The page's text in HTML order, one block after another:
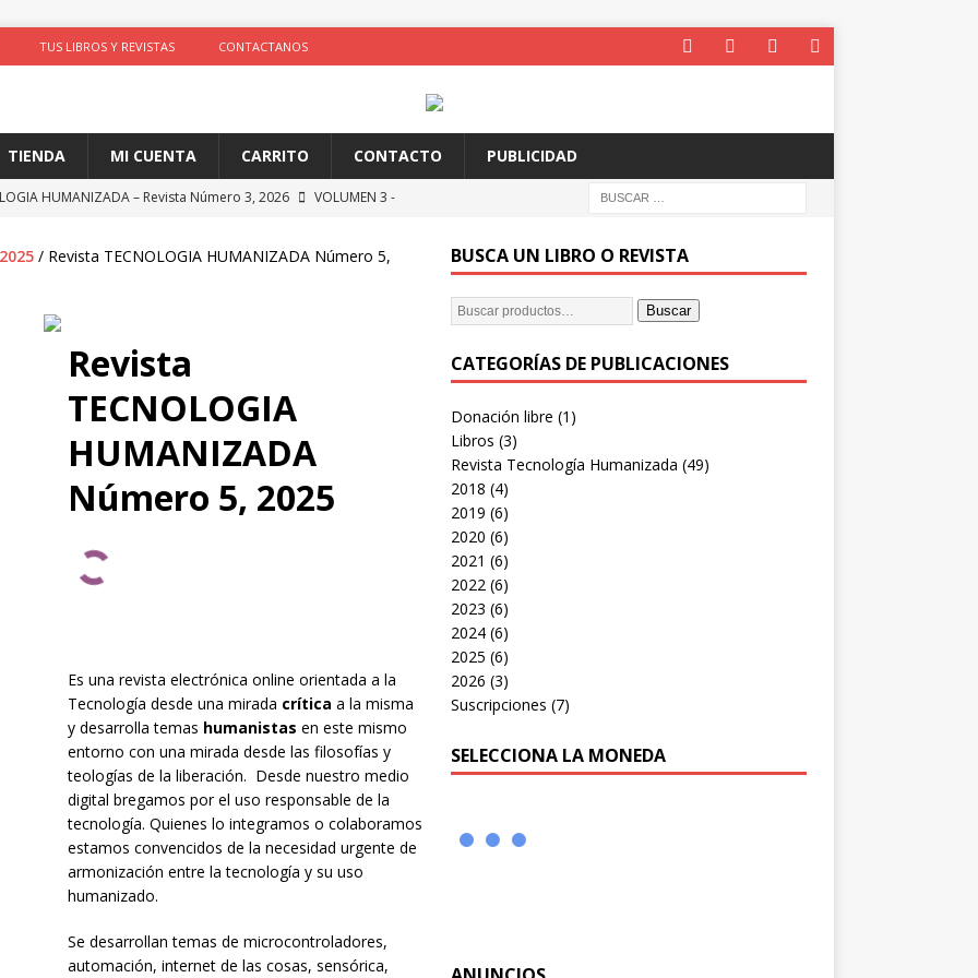
TUS LIBROS Y REVISTAS CONTACTANOS
TIENDA MI CUENTA CARRITO CONTACTO PUBLICIDAD
HUMANIZADA – Revista Número 3, 2026
VOLUMEN 3 -
de comportamientos y praxis social con algoritmos no
SOLIDARIDAD
como conocimiento situado: transformación del saber desde
identidad digital a personas en situación de calle
2025 / Revista TECNOLOGIA HUMANIZADA Número 5,
Revista
TECNOLOGIA
HUMANIZADA
Número 5, 2025
Es una revista electrónica online orientada a la
Tecnología desde una mirada crítica a la misma
y desarrolla temas humanistas en este mismo
entorno con una mirada desde las filosofías y
teologías de la liberación. Desde nuestro medio
digital bregamos por el uso responsable de la
tecnología. Quienes lo integramos o colaboramos
estamos convencidos de la necesidad urgente de
armonización entre la tecnología y su uso
humanizado.
Se desarrollan temas de microcontroladores,
automación, internet de las cosas, sensórica,
BUSCA UN LIBRO O REVISTA
Buscar
CATEGORÍAS DE PUBLICACIONES
Donación libre (1)
Libros (3)
Revista Tecnología Humanizada (49)
2018 (4)
2019 (6)
2020 (6)
2021 (6)
2022 (6)
2023 (6)
2024 (6)
2025 (6)
2026 (3)
Suscripciones (7)
SELECCIONA LA MONEDA